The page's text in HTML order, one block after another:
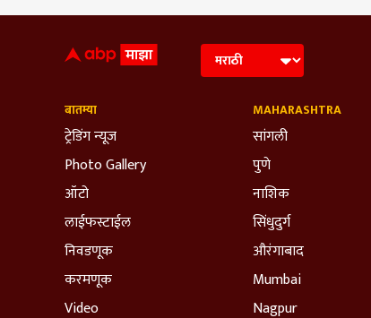
बातम्या
ट्रेडिंग न्यूज
Photo Gallery
ऑटो
लाईफस्टाईल
निवडणूक
करमणूक
Video
MAHARASHTRA
सांगली
पुणे
नाशिक
सिंधुदुर्ग
औरंगाबाद
Mumbai
Nagpur